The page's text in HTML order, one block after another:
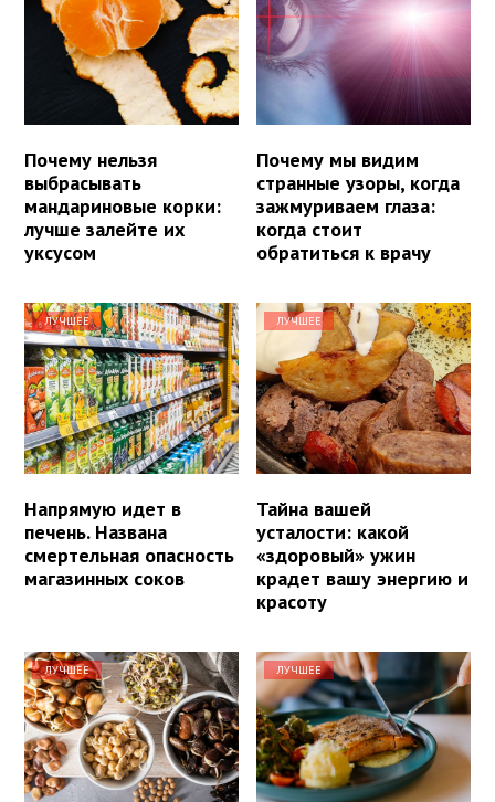
Почему нельзя
выбрасывать
мандариновые корки:
лучше залейте их
уксусом
Почему мы видим
странные узоры, когда
зажмуриваем глаза:
когда стоит
обратиться к врачу
ЛУЧШЕЕ
Напрямую идет в
печень. Названа
смертельная опасность
магазинных соков
ЛУЧШЕЕ
Тайна вашей
усталости: какой
«здоровый» ужин
крадет вашу энергию и
красоту
ЛУЧШЕЕ ЛУЧШЕЕ